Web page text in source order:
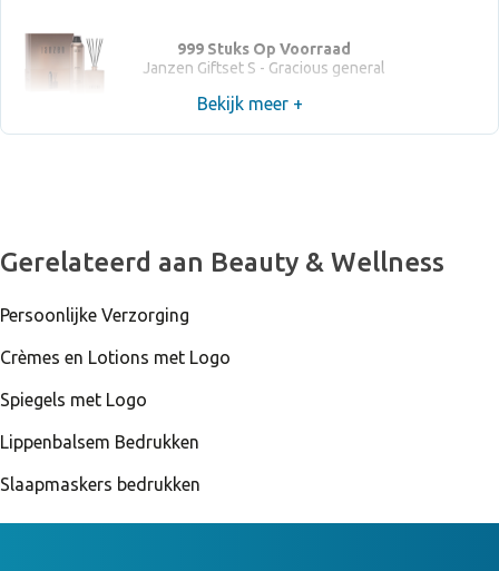
999 Stuks Op Voorraad
Janzen Giftset S - Gracious general
Bekijk meer +
Gerelateerd aan Beauty & Wellness
Persoonlijke Verzorging
Crèmes en Lotions met Logo
Spiegels met Logo
Lippenbalsem Bedrukken
Slaapmaskers bedrukken